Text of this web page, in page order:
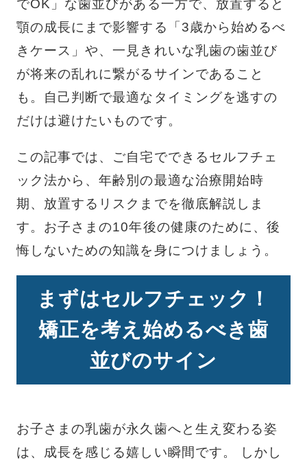
でOK」な歯並びがある一方で、放置すると
顎の成長にまで影響する「3歳から始めるべ
きケース」や、一見きれいな乳歯の歯並び
が将来の乱れに繋がるサインであること
も。自己判断で最適なタイミングを逃すの
だけは避けたいものです。
この記事では、ご自宅でできるセルフチェ
ック法から、年齢別の最適な治療開始時
期、放置するリスクまでを徹底解説しま
す。お子さまの10年後の健康のために、後
悔しないための知識を身につけましょう。
まずはセルフチェック！
矯正を考え始めるべき歯
並びのサイン
お子さまの乳歯が永久歯へと生え変わる姿
は、成長を感じる嬉しい瞬間です。 しかし